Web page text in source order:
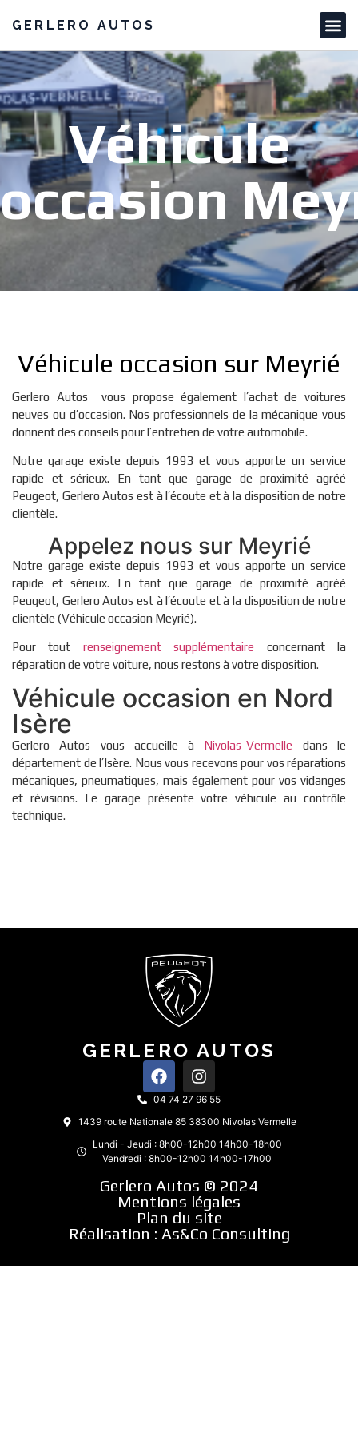
GERLERO AUTOS
Véhicule
occasion
Véhicule occasion sur Meyrié
Gerlero Autos vous propose également l’achat de voitures
neuves ou d’occasion. Nos professionnels de la mécanique vous
donnent des conseils pour l’entretien de votre automobile.
Notre garage existe depuis 1993 et vous apporte un service
rapide et sérieux. En tant que garage de proximité agréé
Peugeot, Gerlero Autos est à l’écoute et à la disposition de notre
clientèle.
Appelez nous sur Meyrié
Notre garage existe depuis 1993 et vous apporte un service
rapide et sérieux. En tant que garage de proximité agréé
Peugeot, Gerlero Autos est à l’écoute et à la disposition de notre
clientèle (Véhicule occasion Meyrié).
Pour tout renseignement supplémentaire concernant la
réparation de votre voiture, nous restons à votre disposition.
Véhicule occasion en Nord
Isère
Gerlero Autos vous accueille à Nivolas-Vermelle dans le
département de l’Isère. Nous vous recevons pour vos réparations
mécaniques, pneumatiques, mais également pour vos vidanges
et révisions. Le garage présente votre véhicule au contrôle
technique.
GERLERO AUTOS
04 74 27 96 55
1439 route Nationale 85 38300 Nivolas Vermelle
Lundi - Jeudi : 8h00-12h00 14h00-18h00
Vendredi : 8h00-12h00 14h00-17h00
Gerlero Autos © 2024
Mentions légales
Plan du site
Réalisation : As&Co Consulting